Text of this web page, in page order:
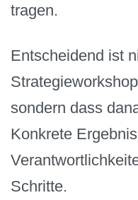
tragen.
Entscheidend ist
sondern dass
Konkrete
Schritte.